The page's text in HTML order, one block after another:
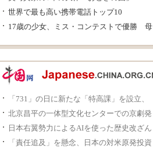
世界で最も高い携帯電話トップ10
17歳の少女、ミス・コンテストで優勝 母